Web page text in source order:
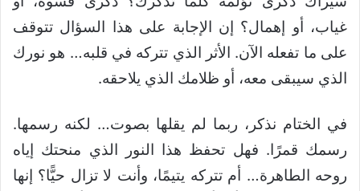
غياب، أو إهمال؟ إن الإجابة على هذا السؤال تتوقف
على ما تفعله الآن. الأثر الذي تتركه في قلبه… هو نورك
الذي سيبقى معه، أو ظلامك الذي يلاحقه.
في الختام نذكر، ربما لم يقلها بصوت… لكنه رسمها.
رسمك قمرًا. فهل تحفظ هذا النور الذي منحتك إياه
روحه الطاهرة… أم تتركه يتيمًا، وأنت لا تزال حيًّا؟ إنها